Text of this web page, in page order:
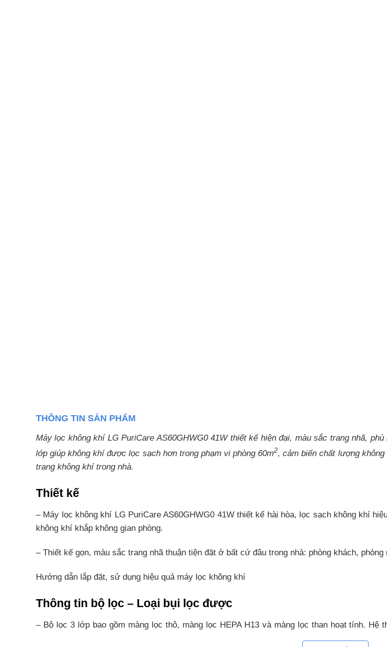
THÔNG TIN SẢN PHẨM
Máy lọc không khí LG PuriCare AS60GHWG0 41W​ thiết kế hiện đại, màu sắc trang nhã,
lớp giúp không khí được lọc sạch hơn trong phạm vi phòng 60m2, cảm biến chất lượng
trạng không khí trong nhà.
Thiết kế
– Máy lọc không khí LG PuriCare AS60GHWG0 41W thiết kế hài hòa, lọc sạch không khí
không khí khắp không gian phòng.
– Thiết kế gọn, màu sắc trang nhã thuận tiện đặt ở bất cứ đâu trong nhà: phòng khách,
Hướng dẫn lắp đặt, sử dụng hiệu quả máy lọc không khí
Thông tin bộ lọc – Loại bụi lọc được
– Bộ lọc 3 lớp bao gồm màng lọc thô, màng lọc HEPA H13 và màng lọc than hoạt tính.